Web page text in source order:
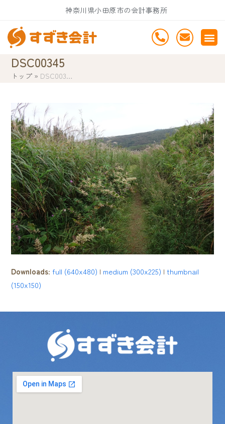
content
神奈川県小田原市の会計事務所
DSC00345
トップ » DSC003…
Downloads:full (640x480) | medium (300x225) |thumbnail
(150x150)